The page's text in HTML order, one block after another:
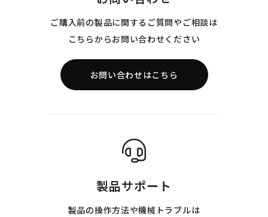
ご購入前の製品に関するご質問やご相談は
こちらからお問い合わせください
お問い合わせはこちら
製品サポート
製品の操作方法や機械トラブルは